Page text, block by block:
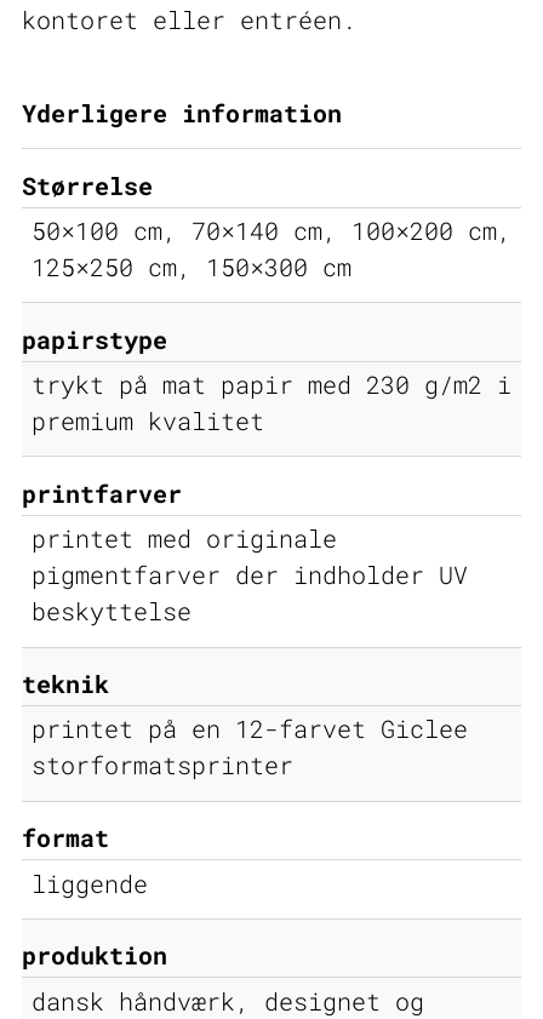
kontoret eller entréen.
Yderligere information
Størrelse
50×100 cm, 70×140 cm, 100×200 cm,
125×250 cm, 150×300 cm
papirstype
trykt på mat papir med 230 g/m2 i
premium kvalitet
printfarver
printet med originale
pigmentfarver der indholder UV
beskyttelse
teknik
printet på en 12-farvet Giclee
storformatsprinter
format
liggende
produktion
dansk håndværk, designet og